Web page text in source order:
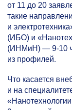
от 11 до 20
такие
и
(ИБО) и
(ИНМиН) — 9-10
из профилей.
Что касается
и на